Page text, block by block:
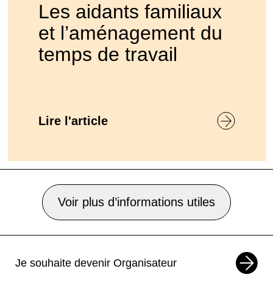
Les aidants familiaux
et l’aménagement du
temps de travail
Lire l'article
Voir plus d’informations utiles
Je souhaite devenir Organisateur